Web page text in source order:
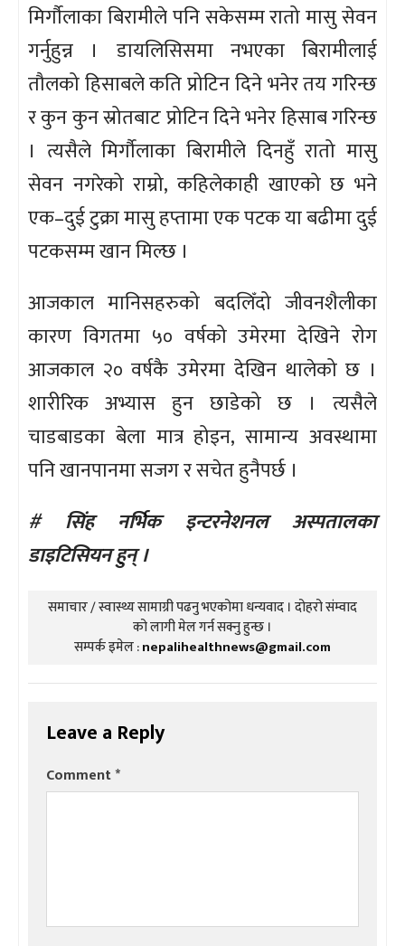
मिर्गौलाका बिरामीले पनि सकेसम्म रातो मासु सेवन
गर्नुहुन्न । डायलिसिसमा नभएका बिरामीलाई
तौलको हिसाबले कति प्रोटिन दिने भनेर तय गरिन्छ
र कुन कुन स्रोतबाट प्रोटिन दिने भनेर हिसाब गरिन्छ
। त्यसैले मिर्गौलाका बिरामीले दिनहुँ रातो मासु
सेवन नगरेको राम्रो, कहिलेकाही खाएको छ भने
एक–दुई टुक्रा मासु हप्तामा एक पटक या बढीमा दुई
पटकसम्म खान मिल्छ ।
आजकाल मानिसहरुको बदलिँदो जीवनशैलीका
कारण विगतमा ५० वर्षको उमेरमा देखिने रोग
आजकाल २० वर्षकै उमेरमा देखिन थालेको छ ।
शारीरिक अभ्यास हुन छाडेको छ । त्यसैले
चाडबाडका बेला मात्र होइन, सामान्य अवस्थामा
पनि खानपानमा सजग र सचेत हुनैपर्छ ।
# सिंह नर्भिक इन्टरनेशनल अस्पतालका
डाइटिसियन हुन् ।
समाचार / स्वास्थ्य सामाग्री पढनु भएकोमा धन्यवाद । दोहरो संम्वाद
को लागी मेल गर्न सक्नु हुन्छ ।
सम्पर्क इमेल :nepalihealthnews@gmail.com
Leave a Reply
Comment*